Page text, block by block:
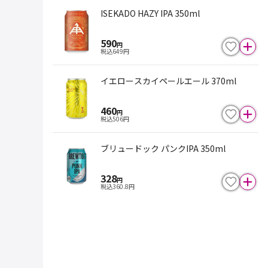
ISEKADO HAZY IPA 350ml
590円
税込649円
イエロースカイペールエール 370ml
460円
税込506円
ブリュードック パンクIPA 350ml
328円
税込360.8円